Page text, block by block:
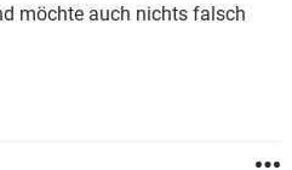
HARDWARE
möchte auch nichts falsch